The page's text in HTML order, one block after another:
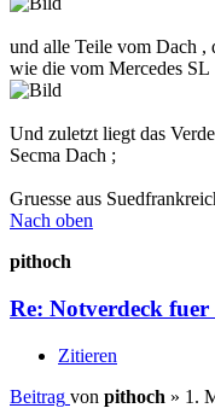
und alle Teile vom Dach ,
wie die vom Mercedes SL
Und zuletzt liegt das
Secma Dach ;
Gruesse aus
Nach oben
pithoch
Re: Notverdeck
Zitieren
Beitrag von pithoch » 1.